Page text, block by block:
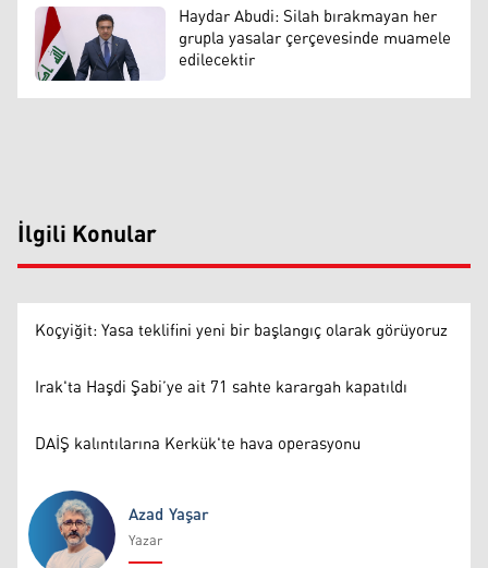
Haydar Abudi: Silah bırakmayan her
grupla yasalar çerçevesinde muamele
edilecektir
İlgili Konular
Koçyiğit: Yasa teklifini yeni bir başlangıç olarak görüyoruz
Irak'ta Haşdi Şabi’ye ait 71 sahte karargah kapatıldı
DAİŞ kalıntılarına Kerkük'te hava operasyonu
Azad Yaşar
Yazar